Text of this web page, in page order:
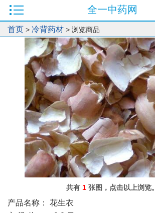
全一中药网
首页 > 冷背药材 > 浏览商品
共有 1 张图，点击以上浏览。
产品名称： 花生衣